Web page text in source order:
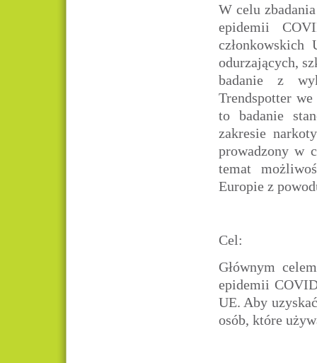
W celu
epidemii
odurzających,
badanie z
Trendspotter
to badanie
zakresie
prowadzony w
temat
Europie z
Cel:
Głównym
epidemii
UE. Aby
osób, które